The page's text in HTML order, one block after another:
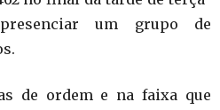
um grupo de
de ordem e na faixa que